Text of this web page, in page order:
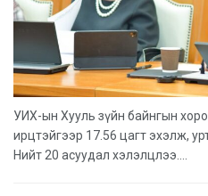
УИХ-ын Хууль зүйн байнгын
ирцтэйгээр 17.56 цагт эхэлж,
Нийт 20 асуудал хэлэлцлээ....